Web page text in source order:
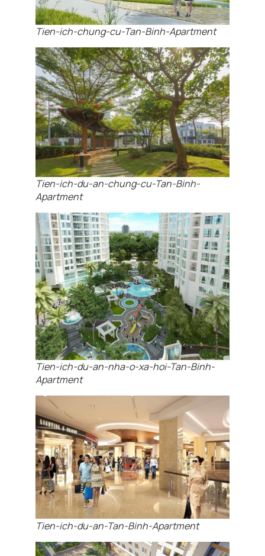
Tien-ich-chung-cu-Tan-Binh-Apartment
Tien-ich-du-an-chung-cu-Tan-Binh-
Apartment
Tien-ich-du-an-nha-o-xa-hoi-Tan-Binh-
Apartment
Tien-ich-du-an-Tan-Binh-Apartment